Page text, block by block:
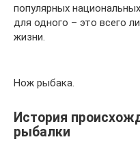
популярных
для одного – это всего
жизни.
Нож рыбака.
История
рыбалки